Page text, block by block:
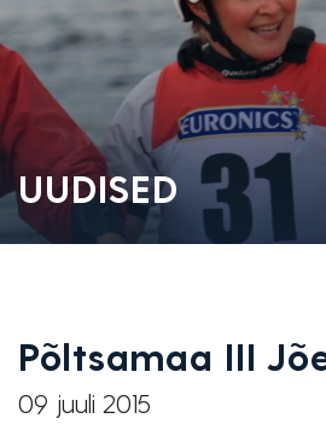
UUDISED
Põltsamaa III
09 juuli 2015